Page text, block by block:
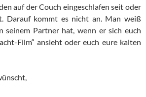
auf der Couch eingeschlafen seit oder
Darauf kommt es nicht an. Man weiß
seinem Partner hat, wenn er sich euch
Film“ ansieht oder euch eure kalten